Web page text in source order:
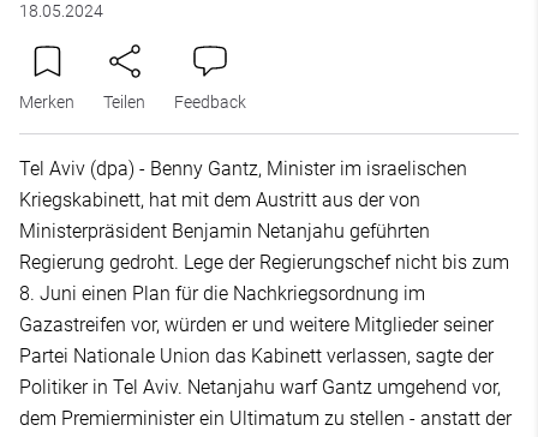
18.05.2024
Merken Teilen Feedback
Tel Aviv (dpa) - Benny Gantz, Minister im israelischen
Kriegskabinett, hat mit dem Austritt aus der von
Ministerpräsident Benjamin Netanjahu geführten
Regierung gedroht. Lege der Regierungschef nicht bis zum
8. Juni einen Plan für die Nachkriegsordnung im
Gazastreifen vor, würden er und weitere Mitglieder seiner
Partei Nationale Union das Kabinett verlassen, sagte der
Politiker in Tel Aviv. Netanjahu warf Gantz umgehend vor,
dem Premierminister ein Ultimatum zu stellen - anstatt der